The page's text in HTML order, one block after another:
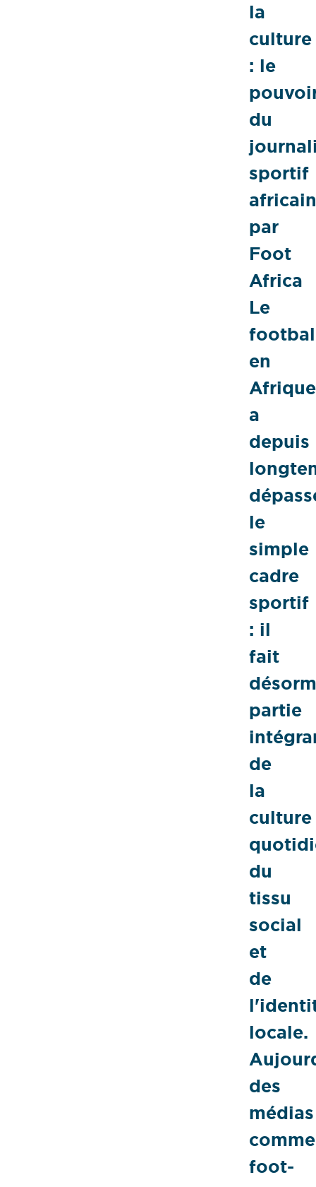
la
culture
: le
du
sportif
africain
par
Foot
Africa
Le
en
Afrique
a
depuis
le
simple
cadre
sportif
: il
fait
partie
de
la
culture
du
tissu
social
et
de
locale.
des
médias
comme
foot-